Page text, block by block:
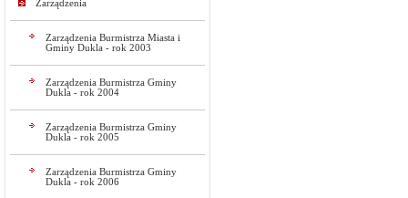
Zarządzenia
Zarządzenia Burmistrza Miasta i
Gminy Dukla - rok 2003
Zarządzenia Burmistrza Gminy
Dukla - rok 2004
Zarządzenia Burmistrza Gminy
Dukla - rok 2005
Zarządzenia Burmistrza Gminy
Dukla - rok 2006